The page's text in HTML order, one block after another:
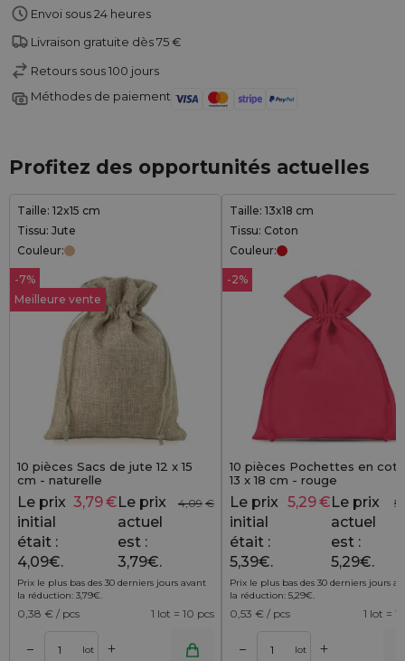
Envoi sous 24 heures
Livraison gratuite dès 75 €
Retours sous 100 jours
Méthodes de paiement
Profitez des opportunités actuelles
Taille: 12x15 cm
Tissu: Jute
Couleur:
Meilleure vente
-7%
10 pièces Sacs de jute 12 x 15
cm - naturelle
4,09 €
Le prix
initial
était :
4,09€.
3,79€ Le prix
actuel
est :
3,79€.
Prix le plus bas des 30 derniers jours avant
la réduction: 3,79€.
0,38 € / pcs 1 lot = 10 pcs
– lot +
Taille: 13x18 cm
Tissu: Coton
Couleur:
-2%
10 pièces Pochettes en
13 x 18 cm - rouge
Le prix
initial
était :
5,39€.
5,29€ Le prix
actuel
est :
5,29€.
Prix le plus bas des 30 derniers jours
la réduction: 5,29€.
0,53 € / pcs 1 lot =
– lot +
Ajouter au panier